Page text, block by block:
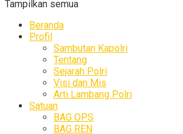
Tampilkan semua
Beranda
Profil
Sambutan Kapolri
Tentang
Sejarah Polri
Visi dan Mis
Arti Lambang Polri
Satuan
BAG OPS
BAG REN